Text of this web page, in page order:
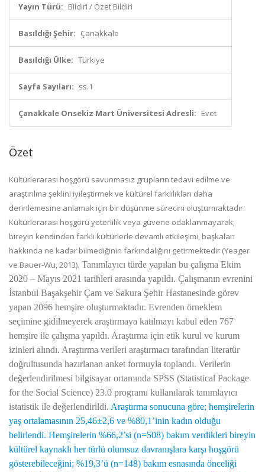
Yayın Türü: Bildiri / Özet Bildiri
Basıldığı Şehir: Çanakkale
Basıldığı Ülke: Türkiye
Sayfa Sayıları: ss.1
Çanakkale Onsekiz Mart Üniversitesi Adresli: Evet
Özet
Kültürlerarası hoşgörü savunmasız grupların tedavi edilme ve
araştırılma şeklini iyileştirmek ve kültürel farklılıkları daha
derinlemesine anlamak için bir düşünme sürecini oluşturmaktadır.
Kültürlerarası hoşgörü yeterlilik veya güvene odaklanmayarak;
bireyin kendinden farklı kültürlerle devamlı etkileşimi, başkaları
hakkında ne kadar bilmediğinin farkındalığını getirmektedir (Yeager
ve Bauer-Wu, 2013). Tanımlayıcı türde yapılan bu çalışma Ekim
2020 – Mayıs 2021 tarihleri arasında yapıldı. Çalışmanın evrenini
İstanbul Başakşehir Çam ve Sakura Şehir Hastanesinde görev
yapan 2096 hemşire oluşturmaktadır. Evrenden örneklem
seçimine gidilmeyerek araştırmaya katılmayı kabul eden 767
hemşire ile çalışma yapıldı. Araştırma için etik kurul ve kurum
izinleri alındı. Araştırma verileri araştırmacı tarafından literatür
doğrultusunda hazırlanan anket formuyla toplandı. Verilerin
değerlendirilmesi bilgisayar ortamında SPSS (Statistical Package
for the Social Science) 23.0 programı kullanılarak tanımlayıcı
istatistik ile değerlendirildi. Araştırma sonucuna göre; hemşirelerin
yaş ortalamasının 25,46±2,6 ve %80,1’inin kadın olduğu
belirlendi. Hemşirelerin %66,2’si (n=508) bakım verdikleri bireyin
kültürel kaynaklı her türlü olumsuz davranışlara karşı hoşgörü
gösterebileceğini; %19,3’ü (n=148) bakım esnasında önceliği